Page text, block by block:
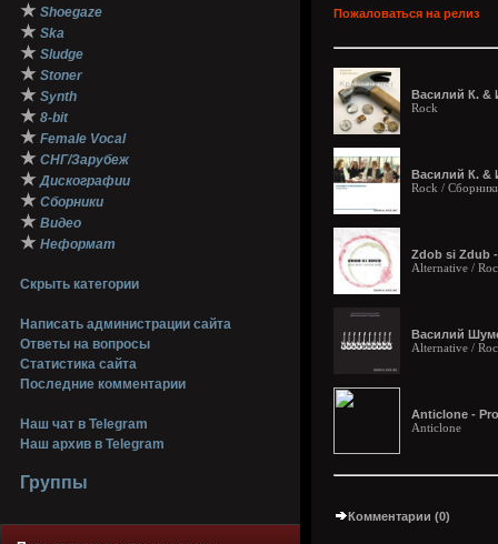
★ Shoegaze
★ Ska
★ Sludge
★ Stoner
★ Synth
★ 8-bit
★ Female Vocal
★ СНГ/Зарубеж
★ Дискографии
★ Сборники
★ Видео
★ Неформат
Скрыть категории
Написать администрации сайта
Ответы на вопросы
Статистика сайта
Последние комментарии
Наш чат в Telegram
Наш архив в Telegram
Группы
Пожаловаться на релиз
Василий К. &
Rock
Василий К. &
Rock /
Zdob si Zdub
Alternative /
Василий
Alternative /
Anticlone -
Anticlone
Комментарии (0)